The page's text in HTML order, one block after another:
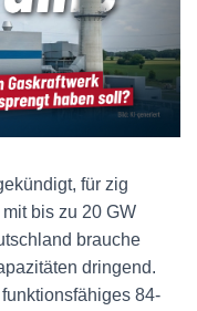
für zig
bis zu 20 GW
brauche
dringend.
84-